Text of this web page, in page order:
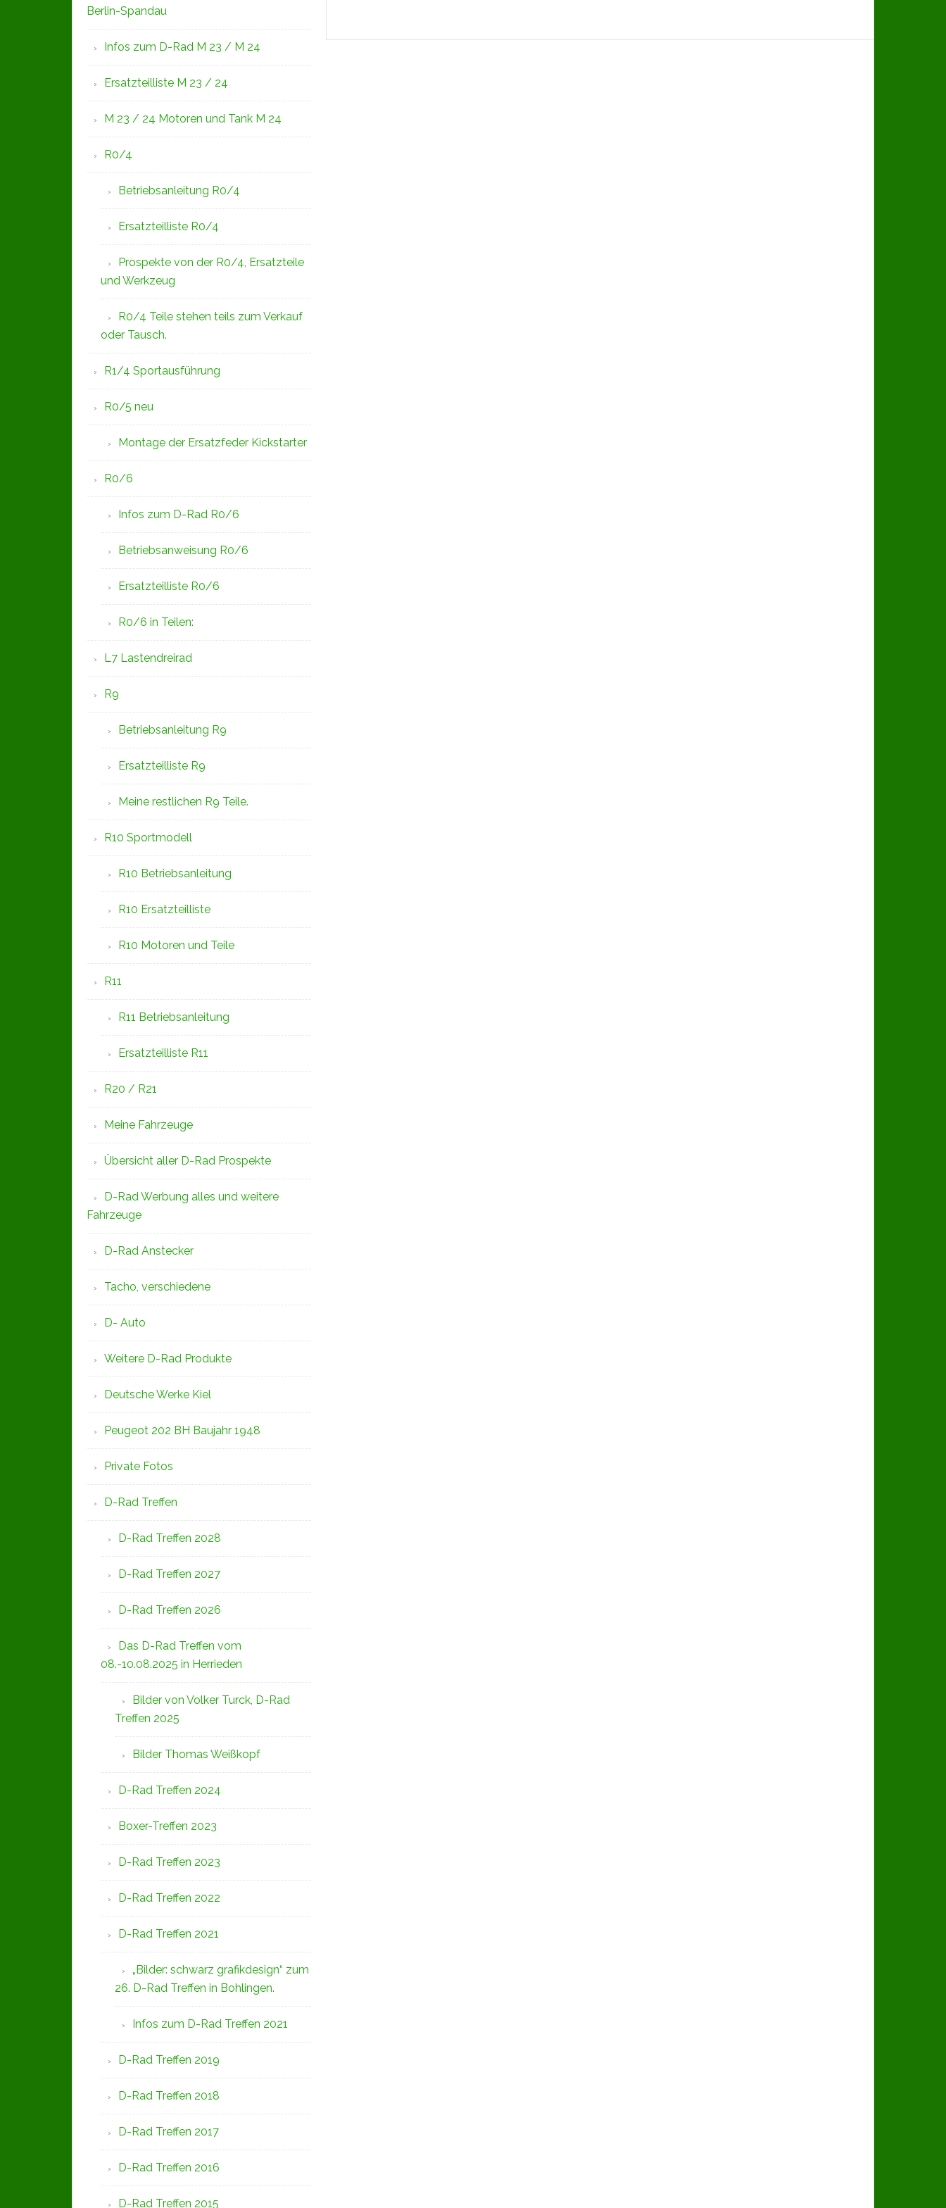
Berlin-Spandau
Infos zum D-Rad M 23 / M 24
Ersatzteilliste M 23 / 24
M 23 / 24 Motoren und Tank M 24
R0/4
Betriebsanleitung R0/4
Ersatzteilliste R0/4
Prospekte von der R0/4, Ersatzteile
und Werkzeug
R0/4 Teile stehen teils zum Verkauf
oder Tausch.
R1/4 Sportausführung
R0/5 neu
Montage der Ersatzfeder Kickstarter
R0/6
Infos zum D-Rad R0/6
Betriebsanweisung R0/6
Ersatzteilliste R0/6
R0/6 in Teilen:
L7 Lastendreirad
R9
Betriebsanleitung R9
Ersatzteilliste R9
Meine restlichen R9 Teile.
R10 Sportmodell
R10 Betriebsanleitung
R10 Ersatzteilliste
R10 Motoren und Teile
R11
R11 Betriebsanleitung
Ersatzteilliste R11
R20 / R21
Meine Fahrzeuge
Übersicht aller D-Rad Prospekte
D-Rad Werbung alles und weitere
Fahrzeuge
D-Rad Anstecker
Tacho, verschiedene
D- Auto
Weitere D-Rad Produkte
Deutsche Werke Kiel
Peugeot 202 BH Baujahr 1948
Private Fotos
D-Rad Treffen
D-Rad Treffen 2028
D-Rad Treffen 2027
D-Rad Treffen 2026
Das D-Rad Treffen vom
08.-10.08.2025 in Herrieden
Bilder von Volker Turck, D-Rad
Treffen 2025
Bilder Thomas Weißkopf
D-Rad Treffen 2024
Boxer-Treffen 2023
D-Rad Treffen 2023
D-Rad Treffen 2022
D-Rad Treffen 2021
„Bilder: schwarz grafikdesign“ zum
26. D-Rad Treffen in Bohlingen.
Infos zum D-Rad Treffen 2021
D-Rad Treffen 2019
D-Rad Treffen 2018
D-Rad Treffen 2017
D-Rad Treffen 2016
D-Rad Treffen 2015